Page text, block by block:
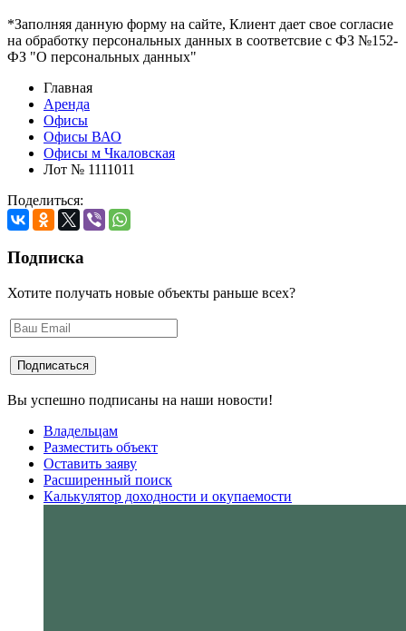
*Заполняя данную форму на сайте, Клиент дает свое согласие
на обработку персональных данных в соответсвие с ФЗ №152-
ФЗ "О персональных данных"
Главная
Аренда
Офисы
Офисы ВАО
Офисы м Чкаловская
Лот № 1111011
Поделиться:
Подписка
Хотите получать новые объекты раньше всех?
Вы успешно подписаны на наши новости!
Владельцам
Разместить объект
Оставить заяву
Расширенный поиск
Калькулятор доходности и окупаемости